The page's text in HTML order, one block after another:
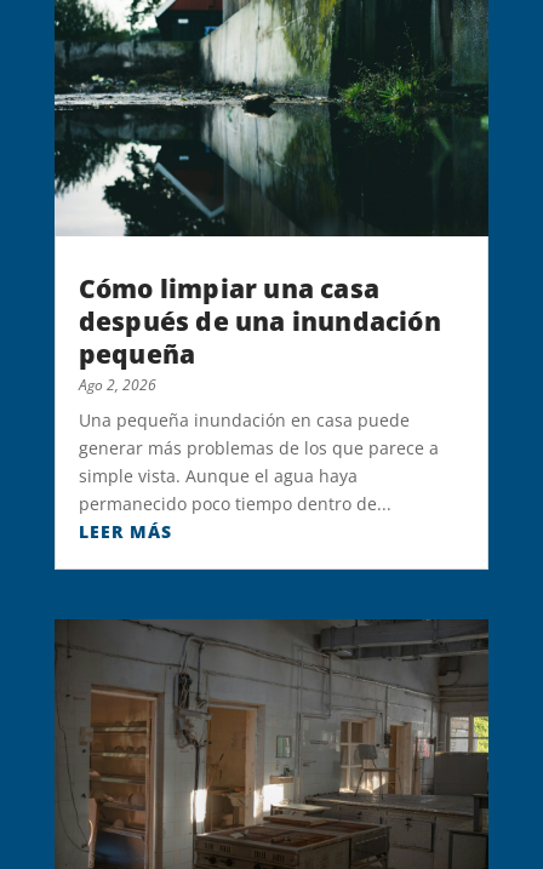
Cómo limpiar una casa
después de una inundación
pequeña
Ago 2, 2026
Una pequeña inundación en casa puede
generar más problemas de los que parece a
simple vista. Aunque el agua haya
permanecido poco tiempo dentro de...
LEER MÁS